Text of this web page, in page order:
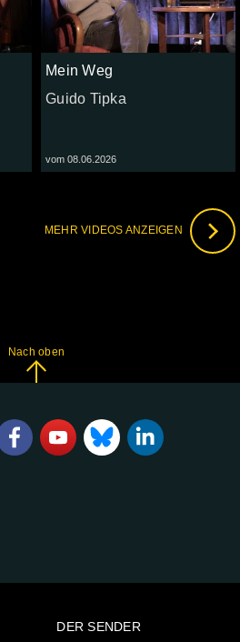
Mein Weg
Guido Tipka
vom 08.06.2026
MEHR VIDEOS ANZEIGEN
Nach oben
DER SENDER